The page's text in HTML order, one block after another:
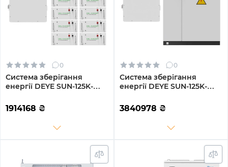
0
Система зберігання
енергії DEYE SUN-125K-
241.2kWh 1BAT LiFePO4
≥10000 циклів (SV-
1914168 ₴
0
Система зберігання
енергії DEYE SUN-125K-
417.6kWh 1BAT LiFePO4 ≥ 8
000 циклів (SV-3DE125K1-
3840978 ₴